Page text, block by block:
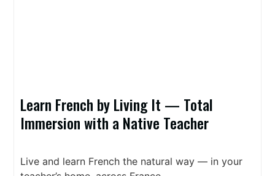
Learn French by Living It — Total
Immersion with a Native Teacher
Live and learn French the natural way — in your